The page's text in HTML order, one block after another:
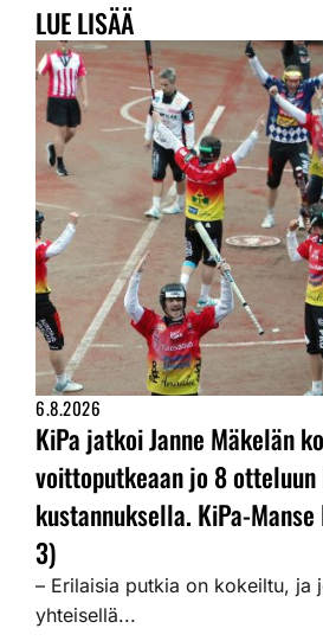
LUE LISÄÄ
6.8.2026
KiPa jatkoi Janne Mäkelän
voittoputkeaan jo 8 otteluun
kustannuksella. KiPa-
3)
– Erilaisia putkia on kokeiltu, ja
yhteisellä...